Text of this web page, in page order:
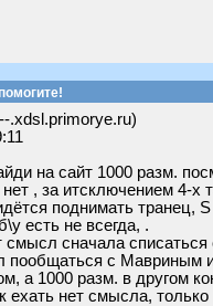
.xdsl.primorye.ru)
на сайт 1000 разм.
, за итсключением 4-х
поднимать транец,
есть не всегда, .
сначала списаться
пообщаться с Мавриным
а 1000 разм. в другом
ехать нет смысла,